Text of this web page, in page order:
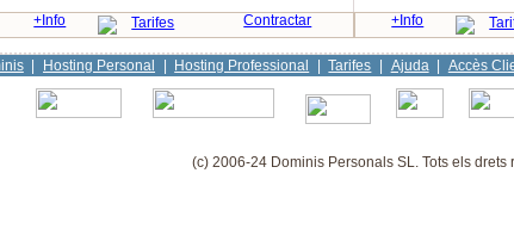
+Info Tarifes Contractar +Info
Hosting Personal Hosting Professional Tarifes Ajuda Accès
(c) 2006-24 Dominis Personals SL. Tots els drets